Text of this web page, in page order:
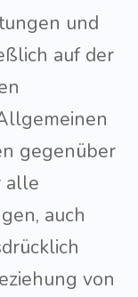
und
auf der
gegenüber
alle
auch
von